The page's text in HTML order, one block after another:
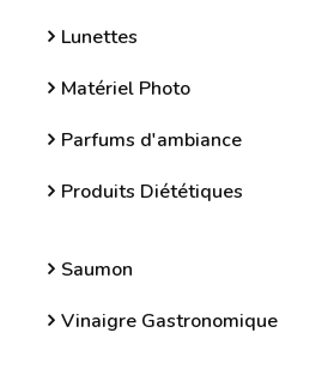
Lunettes
Matériel Photo
Parfums d'ambiance
Produits Diététiques
Saumon
Vinaigre Gastronomique